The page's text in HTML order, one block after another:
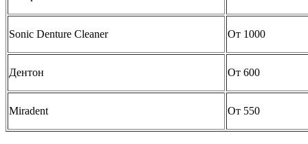
Sonic Denture Cleaner От 1000
Дентон От 600
Miradent От 550